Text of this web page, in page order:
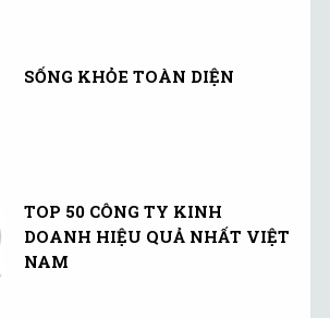
SỐNG KHỎE TOÀN DIỆN
TOP 50 CÔNG TY KINH
DOANH HIỆU QUẢ NHẤT VIỆT
NAM